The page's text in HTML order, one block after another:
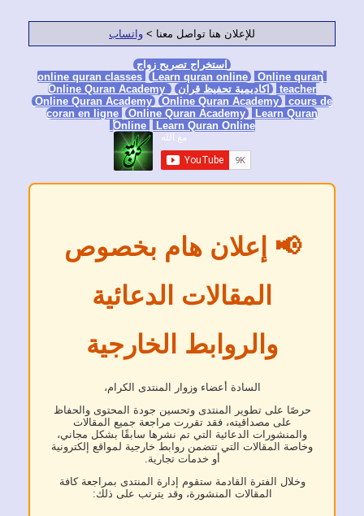
للإعلان هنا تواصل معنا >واتساب
استخراج تصريح زواج
Learn quran online Online
اكاديمية تحفيظ قران Online Quran Academy
Online Quran Academy Online Quran Academy
coran en ligne Online Quran Academy
Online Learn Quran Online
إعلان هام بخصوص
المقالات الدعائية
والروابط الخارجية
السادة أعضاء وزوار المنتدى الكرام،
على تطوير المنتدى وتحسين جودة المحتوى والحفاظ
على مصداقيته، فقد تقررت مراجعة جميع المقالات
الدعائية التي تم نشرها سابقًا بشكل مجاني،
المقالات التي تتضمن روابط خارجية لمواقع إلكترونية
أو خدمات تجارية.
الفترة القادمة ستقوم إدارة المنتدى بمراجعة كافة
المقالات المنشورة، وقد يترتب على ذلك: